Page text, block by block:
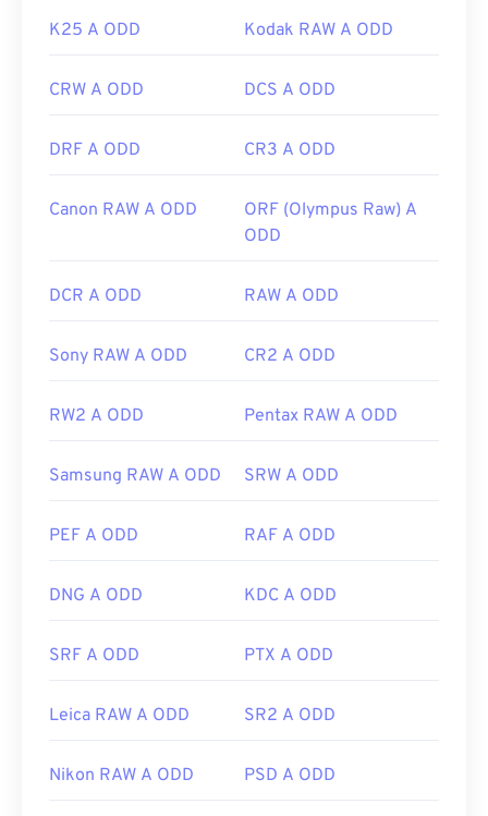
K25 A ODD Kodak RAW A ODD
CRW A ODD DCS A ODD
DRF A ODD CR3 A ODD
Canon RAW A ODD
ORF (Olympus Raw) A
ODD
DCR A ODD RAW A ODD
Sony RAW A ODD CR2 A ODD
RW2 A ODD Pentax RAW A ODD
Samsung RAW A ODD SRW A ODD
PEF A ODD RAF A ODD
DNG A ODD KDC A ODD
SRF A ODD PTX A ODD
Leica RAW A ODD SR2 A ODD
Nikon RAW A ODD PSD A ODD